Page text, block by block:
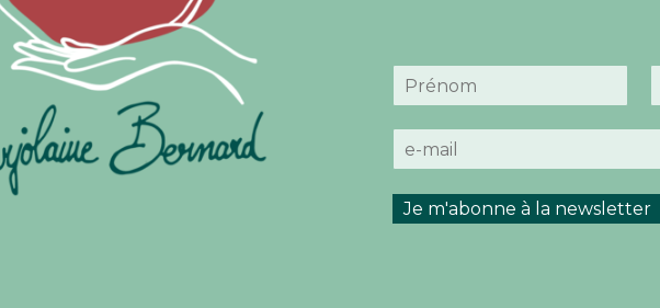
N
r
n
m
o
E
i
Je m'abonne à la newsletter